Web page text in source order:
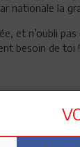
nationale la
et n’oubli
besoin de toi !